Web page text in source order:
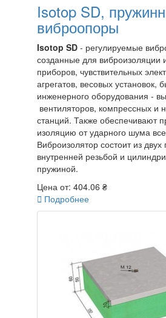
Isotop SD,
виброопоры
Isotop SD - регулируемые
созданные для виброизоляции
приборов, чувствительных
агрегатов, весовых установок,
инженерного оборудования -
вентиляторов, компрессных и
станций. Также обеспечивают
изоляцию от ударного шума
Виброизолятор состоит из двух
внутренней резьбой и
пружиной.
Цена от: 404.06 ₴
 Подробнее